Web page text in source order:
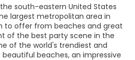
south-eastern United States
largest metropolitan area in
to offer from beaches and great
of the best party scene in the
of the world's trendiest and
beaches, an impressive